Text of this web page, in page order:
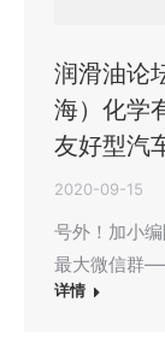
润滑油论
海）化学
友好型汽
2020-09-15
号外！加小
最大微信群
详情